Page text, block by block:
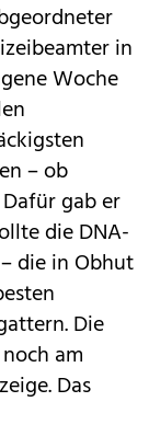
in
Woche
– ob
gab er
die DNA-
die in Obhut
Die
am
Das